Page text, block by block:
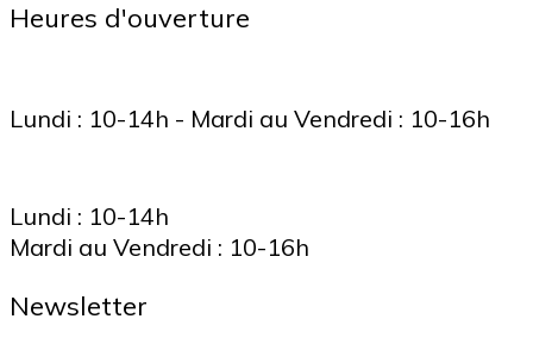
Heures d'ouverture
Lundi : 10-14h - Mardi au Vendredi : 10-16h
Lundi : 10-14h
Mardi au Vendredi : 10-16h
Newsletter